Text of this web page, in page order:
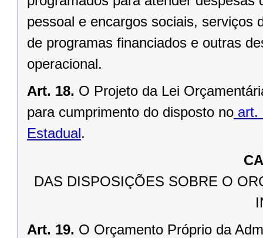
pessoal e encargos sociais, serviços
de programas financiados e outras
operacional.
Art. 18. O Projeto da Lei
para cumprimento do disposto no art.
Estadual.
DAS DISPOSIÇÕES SOBRE O
Art. 19. O Orçamento Próprio da